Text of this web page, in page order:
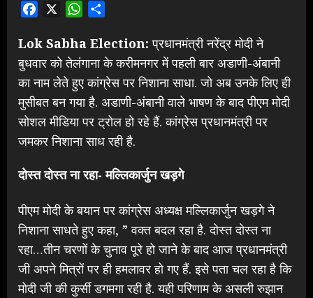
Facebook WhatsApp
Lok Sabha Election: प्रधानमंत्री नरेंद्र मोदी ने
बुधवार को तेलंगाना के करीमनगर में पहली बार अडाणी-अंबानी
का नाम लेते हुए कांग्रेस पर निशाना साधा. जो अब उनके लिए ही
मुसीबत बन गया है. अडाणी-अंबानी वाले भाषण के बाद पीएम मोदी
सोशल मीडिया पर ट्रोल हो रहे हैं. कांग्रेस प्रधानमंत्री पर
जमकर निशाना साध रही है.
दोस्त दोस्त ना रहा- मल्लिकार्जुन खड़गे
पीएम मोदी के बयान पर कांग्रेस अध्यक्ष मल्लिकार्जुन खड़गे ने
निशाना साधते हुए कहा, ” वक्त बदल रहा है. दोस्त दोस्त ना
रहा…तीन चरणों के चुनाव पूरे हो जाने के बाद आज प्रधानमंत्री
जी अपने मित्रों पर ही हमलावर हो गए हैं. इसे पता चल रहा है कि
मोदी जी की कुर्सी डगमगा रही है. यही परिणाम के असली रुझान